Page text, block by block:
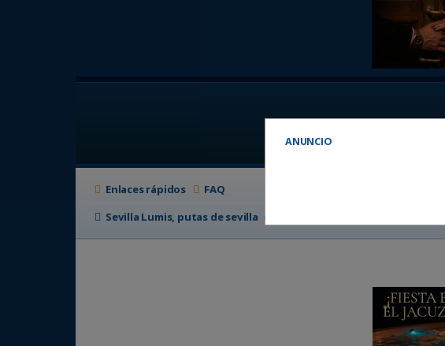
Enlaces rápidos FAQ
Sevilla Lumis, putas de sevilla
ANUNCIO